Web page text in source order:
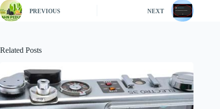
PREVIOUS NEXT
Related Posts